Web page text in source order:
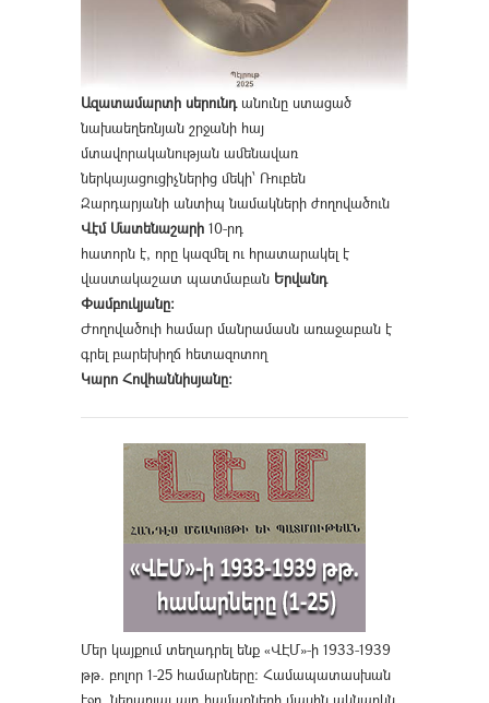
Ազատամարտի սերունդանունը ստացած
նախաեղեռնյան շրջանի հայ
մտավորականության ամենավառ
ներկայացուցիչներից մեկի՝ Ռուբեն
Զարդարյանի անտիպ նամակների ժողովածուն
Վէմ Մատենաշարի 10-րդ
հատորն է, որը կազմել ու հրատարակել է
վաստակաշատ պատմաբան Երվանդ
Փամբուկյանը։
Ժողովածուի համար մանրամասն առաջաբան է
գրել բարեխիղճ հետազոտող
Կարո Հովհաննիսյանը։
Մեր կայքում տեղադրել ենք «ՎԷՄ»-ի 1933-1939
թթ. բոլոր 1-25 համարները։ Համապատասխան